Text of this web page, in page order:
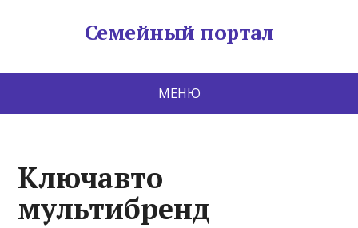
Семейный портал
МЕНЮ
Ключавто
мультибренд